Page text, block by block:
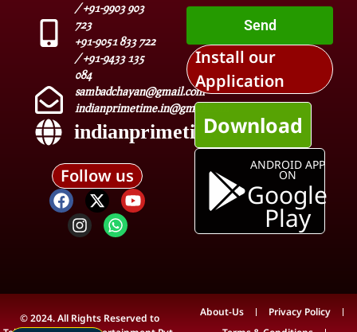
/ +91-9903 903
723
+91-9051 833 722
/ +91-9433 135
084
sambadchayan@gmail.com
indianprimetime.in@gmail.com
indianprimetime.in
Follow us
Send
Install our
Application
Download
ANDROID APP
ON
Google
Play
© 2024. All Rights Reserved to
About-Us
Privacy Policy